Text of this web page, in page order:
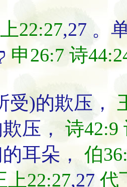
22:27
申26:7 诗
受)的欺压 ，
欺压 ， 诗42:9
耳朵 ， 伯
上22:27,27 代